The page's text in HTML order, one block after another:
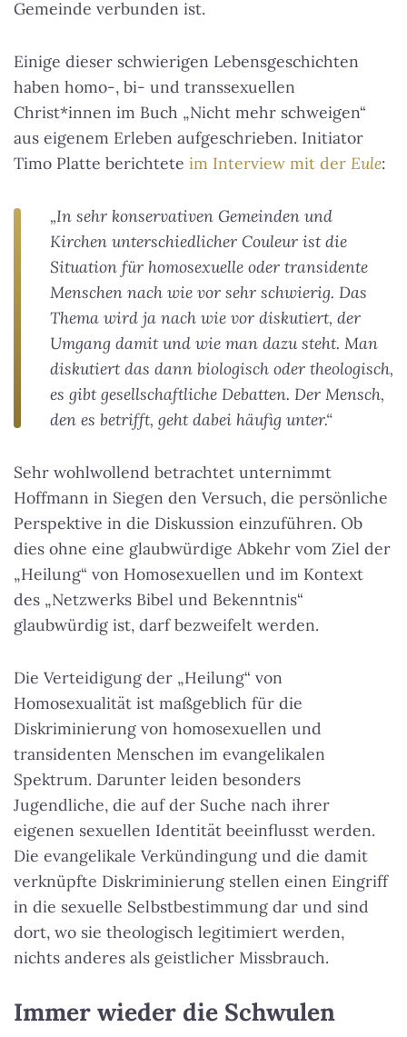
Gemeinde verbunden ist.
Einige dieser schwierigen Lebensgeschichten
haben homo-, bi- und transsexuellen
Christ*innen im Buch „Nicht mehr schweigen“
aus eigenem Erleben aufgeschrieben. Initiator
Timo Platte berichtete im Interview mit der Eule:
„In sehr konservativen Gemeinden und
Kirchen unterschiedlicher Couleur ist die
Situation für homosexuelle oder transidente
Menschen nach wie vor sehr schwierig. Das
Thema wird ja nach wie vor diskutiert, der
Umgang damit und wie man dazu steht. Man
diskutiert das dann biologisch oder theologisch,
es gibt gesellschaftliche Debatten. Der Mensch,
den es betrifft, geht dabei häufig unter.“
Sehr wohlwollend betrachtet unternimmt
Hoffmann in Siegen den Versuch, die persönliche
Perspektive in die Diskussion einzuführen. Ob
dies ohne eine glaubwürdige Abkehr vom Ziel der
„Heilung“ von Homosexuellen und im Kontext
des „Netzwerks Bibel und Bekenntnis“
glaubwürdig ist, darf bezweifelt werden.
Die Verteidigung der „Heilung“ von
Homosexualität ist maßgeblich für die
Diskriminierung von homosexuellen und
transidenten Menschen im evangelikalen
Spektrum. Darunter leiden besonders
Jugendliche, die auf der Suche nach ihrer
eigenen sexuellen Identität beeinflusst werden.
Die evangelikale Verkündingung und die damit
verknüpfte Diskriminierung stellen einen Eingriff
in die sexuelle Selbstbestimmung dar und sind
dort, wo sie theologisch legitimiert werden,
nichts anderes als geistlicher Missbrauch.
Immer wieder die Schwulen